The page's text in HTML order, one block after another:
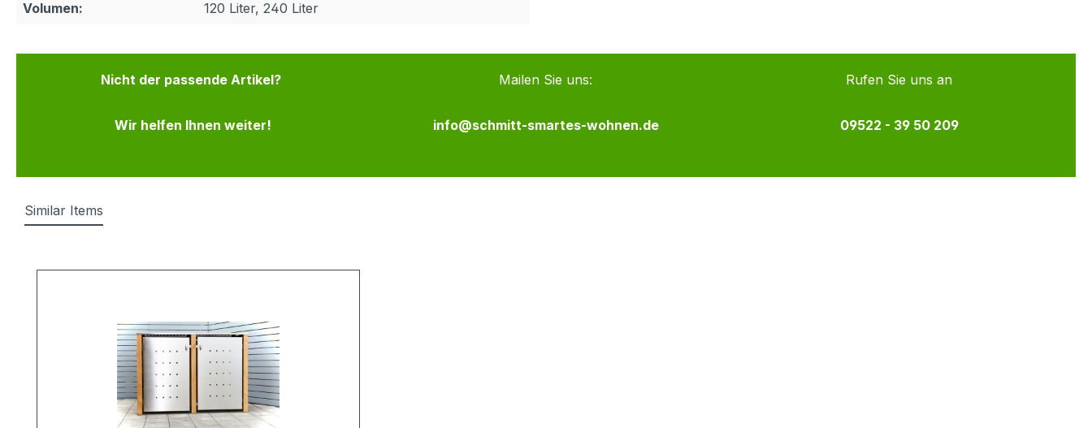
Volumen:
120 Liter, 240 Liter
Nicht der passende Artikel?
Wir helfen Ihnen weiter!
Mailen Sie uns:
info@schmitt-smartes-wohnen.de
Rufen Sie uns an
09522 - 39 50 209
Similar Items